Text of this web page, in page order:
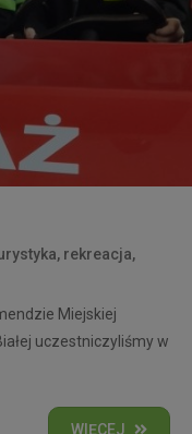
rekreacja,
Miejskiej
uczestniczyliśmy w
WIĘCEJ